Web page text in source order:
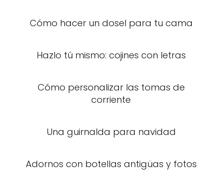
Cómo hacer un dosel para tu cama
Hazlo tú mismo: cojines con letras
Cómo personalizar las tomas de
corriente
Una guirnalda para navidad
Adornos con botellas antigüas y fotos